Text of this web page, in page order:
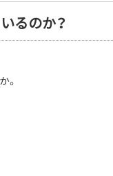
るのか？
。